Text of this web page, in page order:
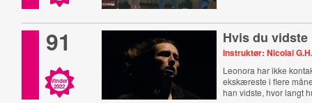
91
Vinder
2022
Hvis du vidste
Instruktør: Nicolai
Leonora har ikke
ekskæreste i flere
han vidste, hvor langt